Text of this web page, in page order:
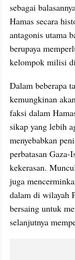
sebagai
Hamas secara
antagonis utama
berupaya
kelompok milisi
Dalam beberapa
kemungkinan
faksi dalam
sikap yang lebih
menyebabkan
perbatasan
kekerasan.
juga
dalam di wilayah
bersaing untuk
selanjutnya